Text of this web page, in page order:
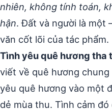
nhiên, không tính toán,
hận. Đất và người là một
văn cốt lõi của tác phẩm.
Tình yêu quê hương tha
viết về quê hương
yêu quê hương vào một
dẻ mùa thu. Tình cảm